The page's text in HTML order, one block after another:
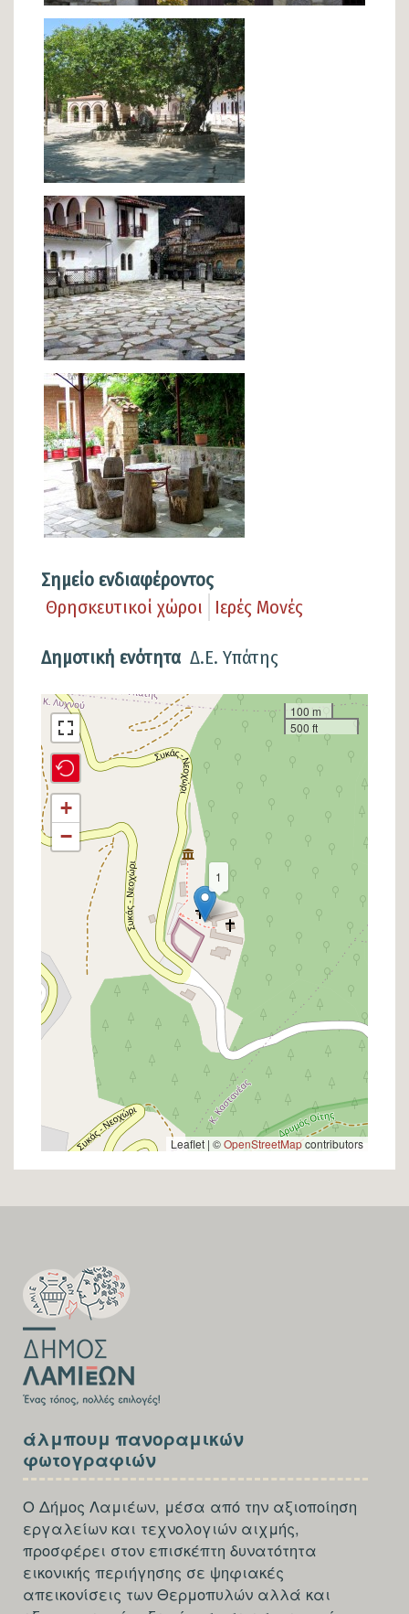
Σημείο ενδιαφέροντος
Θρησκευτικοί χώροι
Ιερές Μονές
Δημοτική ενότητα Δ.Ε. Υπάτης
Σημείο
στον
χάρτη
1
+
−
100 m
500 ft
Leaflet | ©OpenStreetMapcontributors
FOOTER-
FIRST
SECTION
FOOTER-
THIRD
άλμπουμ πανοραμικών
φωτογραφιών
Ο Δήμος Λαμιέων, μέσα από την αξιοποίηση
εργαλείων και τεχνολογιών αιχμής,
προσφέρει στον επισκέπτη δυνατότητα
εικονικής περιήγησης σε ψηφιακές
απεικονίσεις των Θερμοπυλών αλλά και